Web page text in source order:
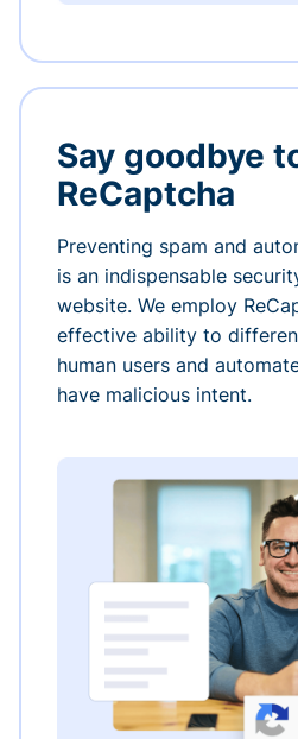
Say goodbye
ReCaptcha
Preventing spam and
is an indispensable
website. We employ
effective ability to
human users and
have malicious intent.